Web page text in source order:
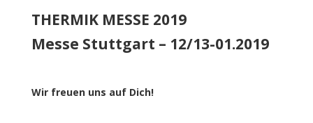
THERMIK MESSE 2019
Messe Stuttgart – 12/13-01.2019
Wir freuen uns auf Dich!